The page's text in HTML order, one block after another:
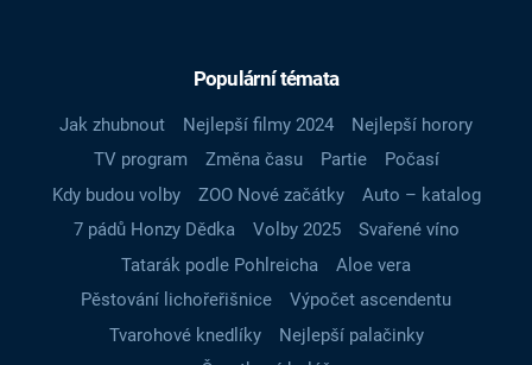
Populární témata
Jak zhubnout Nejlepší filmy 2024
Nejlepší horory
TV program
Změna času Partie
Počasí
Kdy budou volby
ZOO Nové začátky
Auto – katalog
7 pádů Honzy Dědka
Volby 2025
Svařené víno
Tatarák podle Pohlreicha
Aloe vera
Pěstování lichořeřišnice
Výpočet ascendentu
Tvarohové knedlíky
Nejlepší palačinky